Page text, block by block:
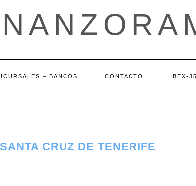
– BANCOS CONTACTO IBEX-
CRUZ DE TENERIFE